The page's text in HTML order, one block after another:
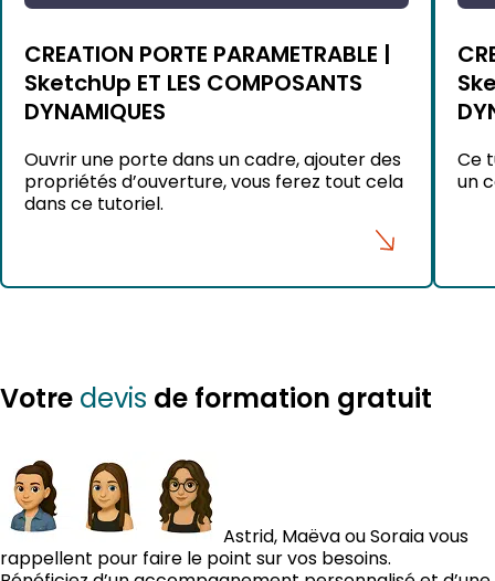
CREATION PORTE PARAMETRABLE |
SketchUp ET LES COMPOSANTS
DYNAMIQUES
Ouvrir une porte dans un cadre, ajouter des
propriétés d’ouverture, vous ferez tout cela
dans ce tutoriel.
Ce
un
Votre devis de formation gratuit
Astrid, Maëva ou Soraia vous
rappellent pour faire le point sur vos besoins.